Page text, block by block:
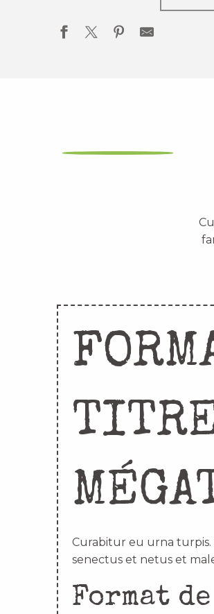
Curabitur eu urna
senectus et netus et
Format